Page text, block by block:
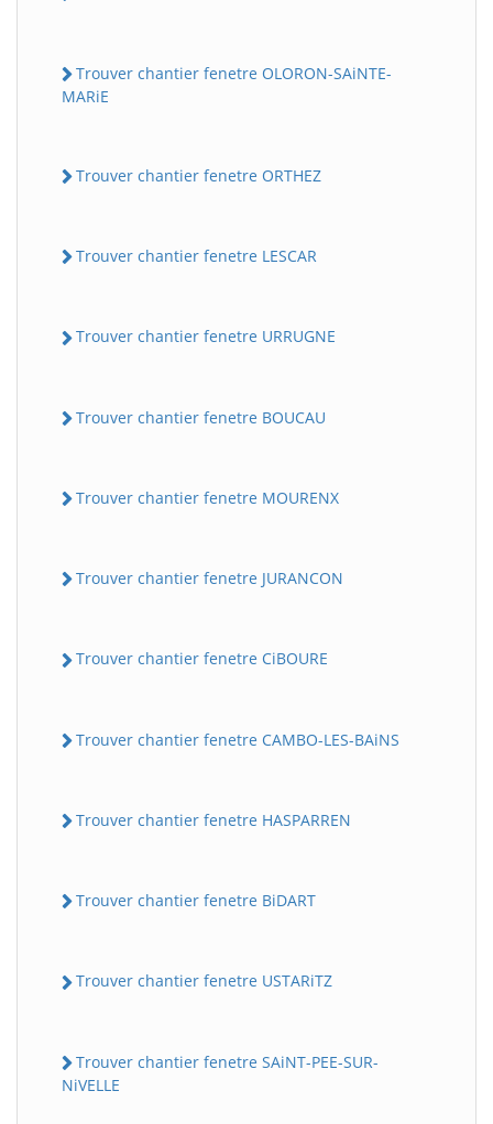
Trouver chantier fenetre OLORON-SAiNTE-
MARiE
Trouver chantier fenetre ORTHEZ
Trouver chantier fenetre LESCAR
Trouver chantier fenetre URRUGNE
Trouver chantier fenetre BOUCAU
Trouver chantier fenetre MOURENX
Trouver chantier fenetre JURANCON
Trouver chantier fenetre CiBOURE
Trouver chantier fenetre CAMBO-LES-BAiNS
Trouver chantier fenetre HASPARREN
Trouver chantier fenetre BiDART
Trouver chantier fenetre USTARiTZ
Trouver chantier fenetre SAiNT-PEE-SUR-
NiVELLE